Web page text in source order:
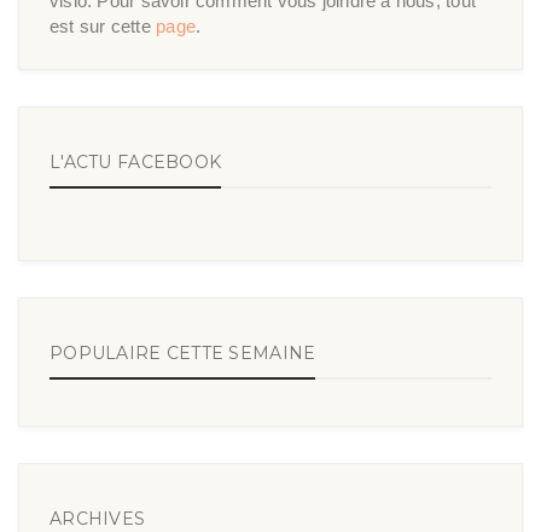
est sur cette page.
L'ACTU FACEBOOK
POPULAIRE CETTE SEMAINE
ARCHIVES